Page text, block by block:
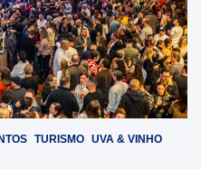
TURISMO UVA & VINHO